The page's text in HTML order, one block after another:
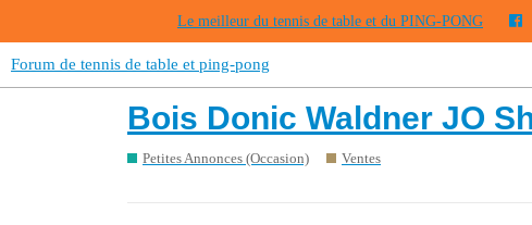
Le meilleur du tennis de table et du PING-PONG
Forum de tennis de table et ping-pong
Bois Donic Waldner JO
Petites Annonces (Occasion) Ventes